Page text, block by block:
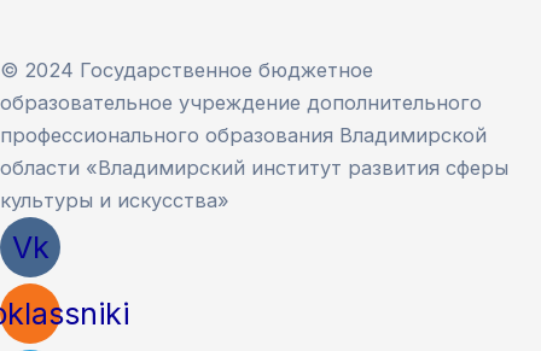
© 2024 Государственное бюджетное
образовательное учреждение дополнительного
профессионального образования Владимирской
области «Владимирский институт развития сферы
культуры и искусства»
Vk